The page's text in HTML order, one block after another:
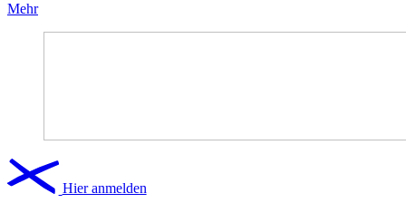
Mehr
Hier anmelden